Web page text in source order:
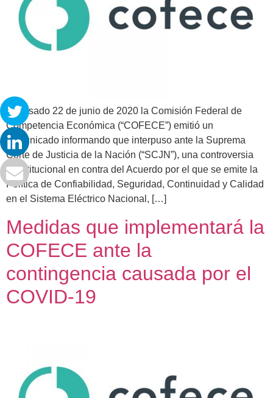
El pasado 22 de junio de 2020 la Comisión Federal de
Competencia Económica (“COFECE”) emitió un
comunicado informando que interpuso ante la Suprema
Corte de Justicia de la Nación (“SCJN”), una controversia
constitucional en contra del Acuerdo por el que se emite la
Política de Confiabilidad, Seguridad, Continuidad y Calidad
en el Sistema Eléctrico Nacional, […]
Medidas que implementará la
COFECE ante la
contingencia causada por el
COVID-19